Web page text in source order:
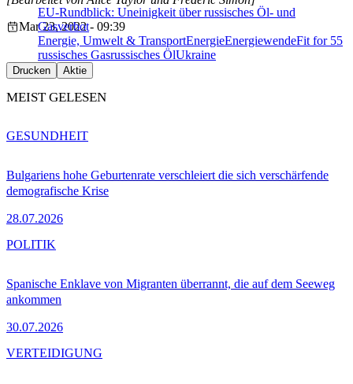
EU-Rundblick: Uneinigkeit über russisches Öl- und
Gasverbot
Mar 23, 2022 - 09:39
Energie, Umwelt & TransportEnergieEnergiewendeFit for 55
russisches Gasrussisches ÖlUkraine
Drucken Aktie
MEIST GELESEN
Bulgariens hohe Geburtenrate verschleiert die sich verschärfende
demografische Krise
28.07.2026
GESUNDHEIT
Spanische Enklave von Migranten überrannt, die auf dem Seeweg
ankommen
30.07.2026
POLITIK
VERTEIDIGUNG